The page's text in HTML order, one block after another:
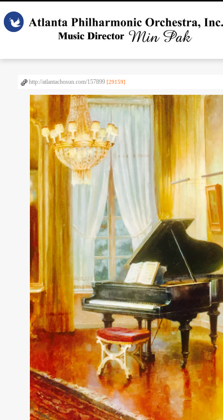
http://atlantachosun.com/157899 [29159]